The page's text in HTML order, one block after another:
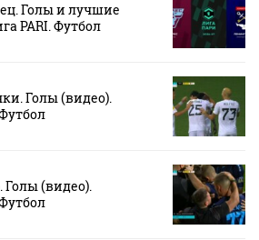
Голы и лучшие
PARI. Футбол
Голы (видео).
(видео).